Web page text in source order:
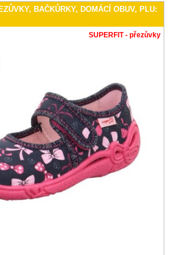
BAČKŮRKY, DOMÁCÍ OBUV, PLU:
SUPERFIT - přezůvky